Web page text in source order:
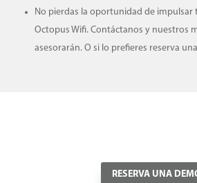
No pierdas la oportunidad de impulsar
Octopus Wifi. Contáctanos y nuestros
asesorarán. O si lo prefieres reserva
RESERVA UNA